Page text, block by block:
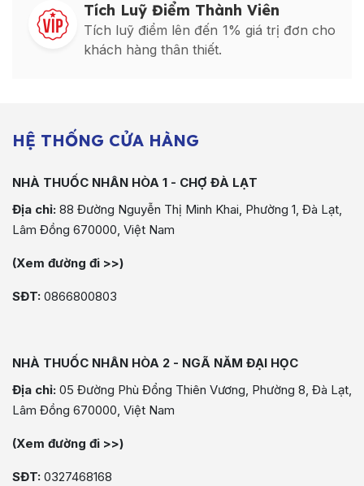
Tích Luỹ Điểm Thành Viên
Tích luỹ điểm lên đến 1% giá trị đơn cho
khách hàng thân thiết.
HỆ THỐNG CỬA HÀNG
NHÀ THUỐC NHÂN HÒA 1 - CHỢ ĐÀ LẠT
Địa chỉ: 88 Đường Nguyễn Thị Minh Khai, Phường 1, Đà Lạt,
Lâm Đồng 670000, Việt Nam
(Xem đường đi >>)
SĐT: 0866800803
NHÀ THUỐC NHÂN HÒA 2 - NGÃ NĂM ĐẠI HỌC
Địa chỉ: 05 Đường Phù Đổng Thiên Vương, Phường 8, Đà Lạt,
Lâm Đồng 670000, Việt Nam
(Xem đường đi >>)
SĐT: 0327468168